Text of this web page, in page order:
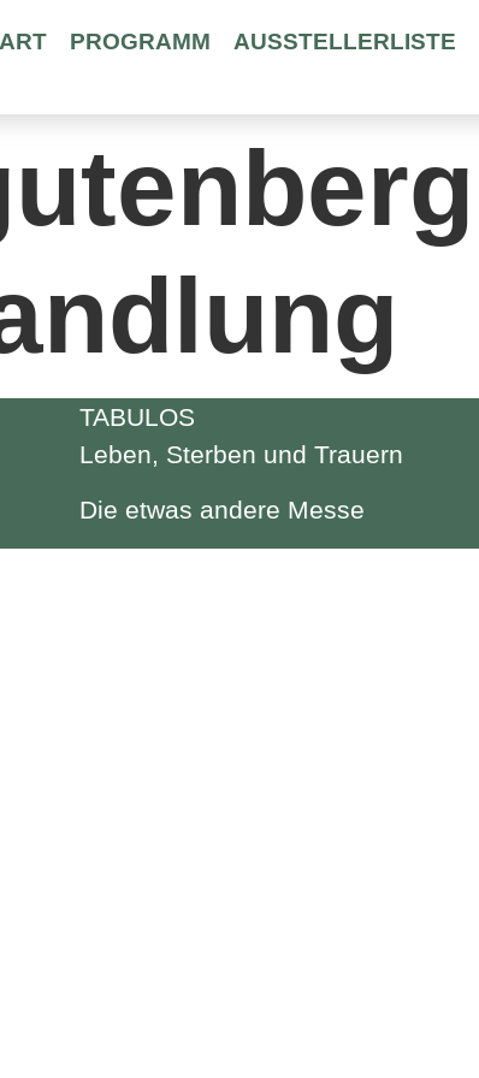
PROGRAMM AUSSTELLERLISTE
TABULOS
Leben, Sterben und Trauern
Die etwas andere Messe